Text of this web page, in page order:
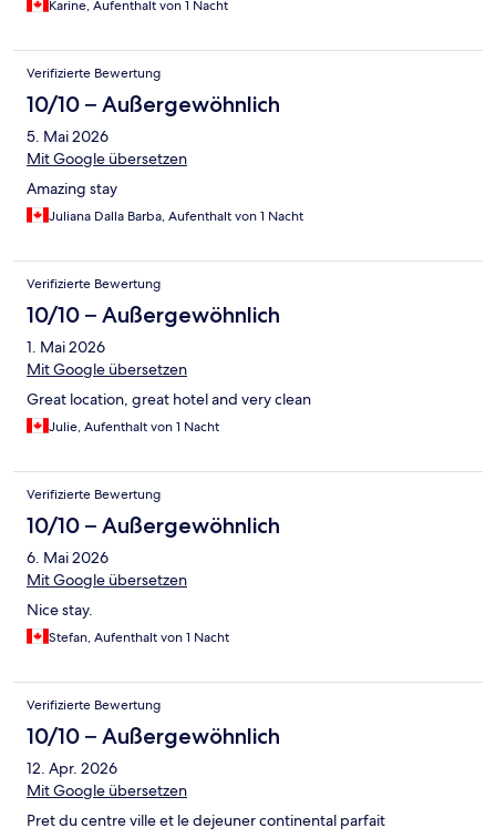
Karine, Aufenthalt von 1 Nacht
Verifizierte Bewertung
10/10 – Außergewöhnlich
5. Mai 2026
Mit Google übersetzen
Amazing stay
Juliana Dalla Barba, Aufenthalt von 1 Nacht
Verifizierte Bewertung
10/10 – Außergewöhnlich
1. Mai 2026
Mit Google übersetzen
Great location, great hotel and very clean
Julie, Aufenthalt von 1 Nacht
Verifizierte Bewertung
10/10 – Außergewöhnlich
6. Mai 2026
Mit Google übersetzen
Nice stay.
Stefan, Aufenthalt von 1 Nacht
Verifizierte Bewertung
10/10 – Außergewöhnlich
12. Apr. 2026
Mit Google übersetzen
Pret du centre ville et le dejeuner continental parfait